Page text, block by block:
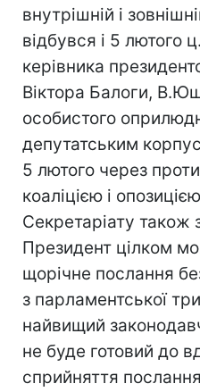
внутрішній і
відбувся і 5 лютого
керівника
Віктора Балоги,
особистого
депутатським
5 лютого через
коаліцією і
Секретаріату також
Президент цілком
щорічне послання
з парламентської
найвищий
не буде готовий до
сприйняття